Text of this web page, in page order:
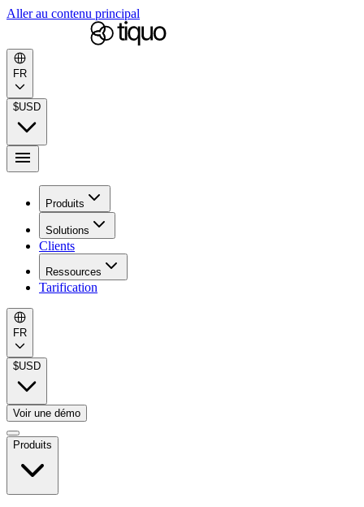
Aller au contenu principal
FR
$USD
Produits
Solutions
Clients
Ressources
Tarification
FR
$USD
Voir une démo
Produits